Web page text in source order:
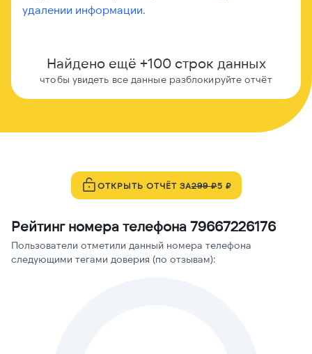
удалении информации.
Найдено ещё +100 строк данных
чтобы увидеть все данные разблокируйте отчёт
ОТКРЫТЬ ОТЧЁТ ЗА299 ₽5 ₽
Рейтинг номера телефона 79667226176
Пользователи отметили данный номера телефона
следующими тегами доверия (по отзывам):